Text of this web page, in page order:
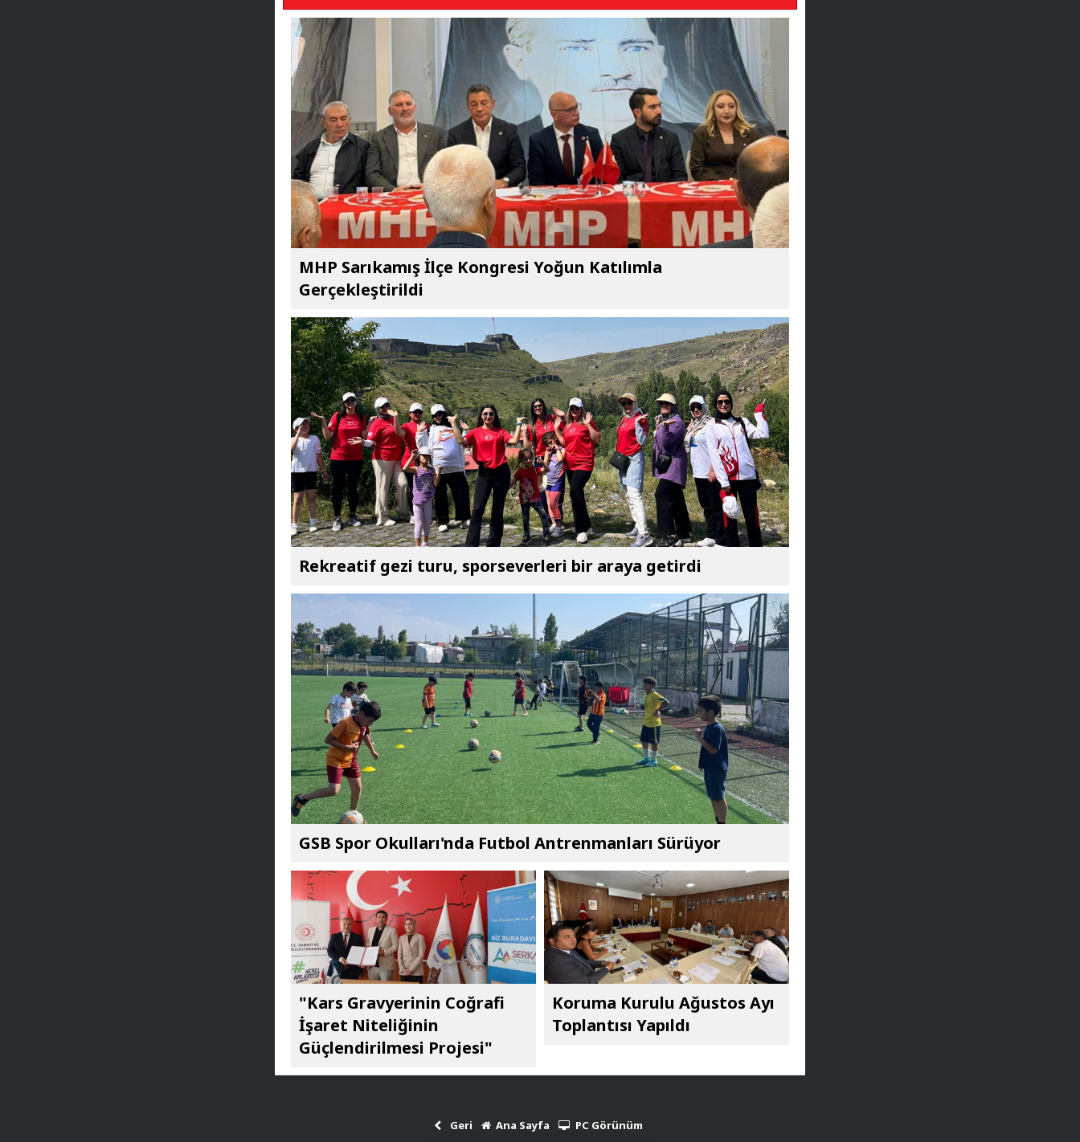
MHP Sarıkamış İlçe Kongresi Yoğun Katılımla
Gerçekleştirildi
Rekreatif gezi turu, sporseverleri bir araya getirdi
GSB Spor Okulları'nda Futbol Antrenmanları Sürüyor
"Kars Gravyerinin Coğrafi
İşaret Niteliğinin
Güçlendirilmesi Projesi"
Koruma Kurulu Ağustos Ayı
Toplantısı Yapıldı
Geri Ana Sayfa PC Görünüm